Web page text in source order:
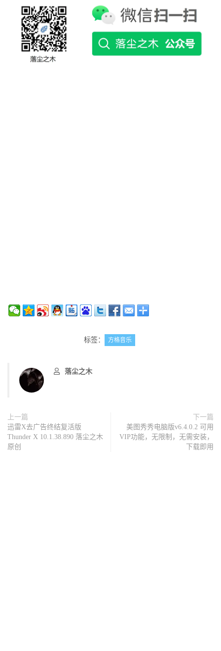
标签： 方格音乐
落尘之木
上一篇
迅雷X去广告终结复活版
Thunder X 10.1.38.890 落尘之木
原创
下一篇
美图秀秀电脑版v6.4.0.2 可用
VIP功能，无限制，无需安装，
下载即用